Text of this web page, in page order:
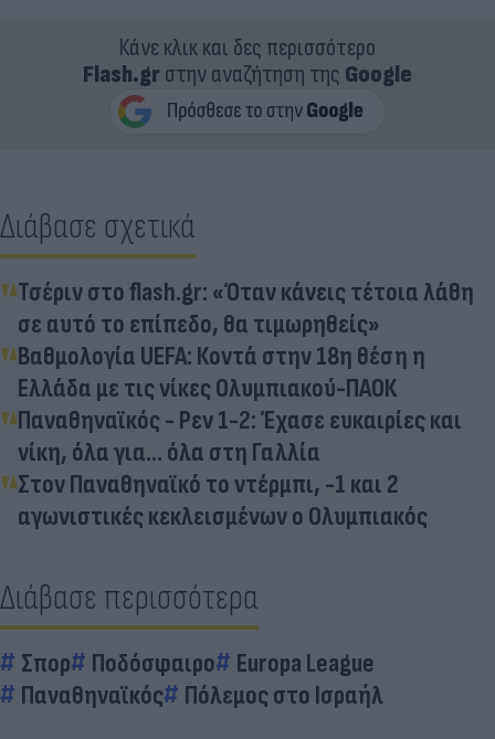
Κάνε κλικ και δες περισσότερο
Flash.grστην αναζήτηση της Google
Διάβασε σχετικά
Τσέριν στο flash.gr: «Όταν κάνεις τέτοια λάθη
σε αυτό το επίπεδο, θα τιμωρηθείς»
Βαθμολογία UEFA: Κοντά στην 18η θέση η
Ελλάδα με τις νίκες Ολυμπιακού-ΠΑΟΚ
Παναθηναϊκός - Ρεν 1-2: Έχασε ευκαιρίες και
νίκη, όλα για... όλα στη Γαλλία
Στον Παναθηναϊκό το ντέρμπι, -1 και 2
αγωνιστικές κεκλεισμένων ο Ολυμπιακός
Διάβασε περισσότερα
Σπορ Ποδόσφαιρο
Europa League
Παναθηναϊκός
Πόλεμος στο Ισραήλ